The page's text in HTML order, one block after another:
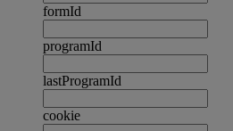
formId
programId
lastProgramId
cookie